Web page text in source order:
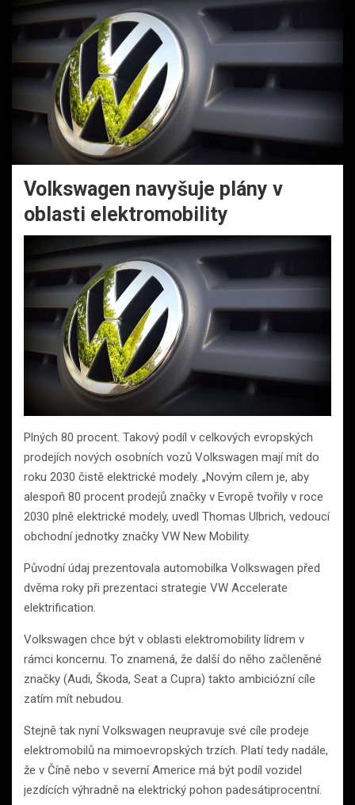
Volkswagen navyšuje plány v
oblasti elektromobility
Plných 80 procent. Takový podíl v celkových evropských
prodejích nových osobních vozů Volkswagen mají mít do
roku 2030 čistě elektrické modely. „Novým cílem je, aby
alespoň 80 procent prodejů značky v Evropě tvořily v roce
2030 plně elektrické modely, uvedl Thomas Ulbrich, vedoucí
obchodní jednotky značky VW New Mobility.
Původní údaj prezentovala automobilka Volkswagen před
dvěma roky při prezentaci strategie VW Accelerate
elektrification.
Volkswagen chce být v oblasti elektromobility lídrem v
rámci koncernu. To znamená, že další do něho začleněné
značky (Audi, Škoda, Seat a Cupra) takto ambiciózní cíle
zatím mít nebudou.
Stejně tak nyní Volkswagen neupravuje své cíle prodeje
elektromobilů na mimoevropských trzích. Platí tedy nadále,
že v Číně nebo v severní Americe má být podíl vozidel
jezdících výhradně na elektrický pohon padesátiprocentní.